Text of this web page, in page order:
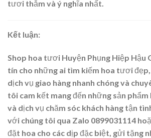
tươi thắm và ý nghĩa nhất.
Kết luận:
Shop hoa tươi Huyện Phụng Hiệp Hậu
tín cho những ai tìm kiếm hoa tươi
dịch vụ giao hàng nhanh chóng và
tôi cam kết mang đến những sản
và dịch vụ chăm sóc khách hàng tận
với chúng tôi qua Zalo 0899031114
đặt hoa cho các dịp đặc biệt, gửi tặng